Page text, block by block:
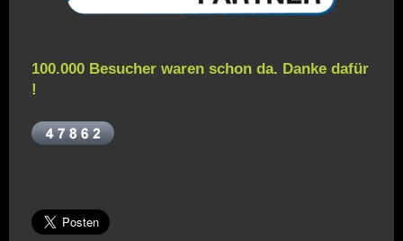
100.000 Besucher waren schon da. Danke dafür
!